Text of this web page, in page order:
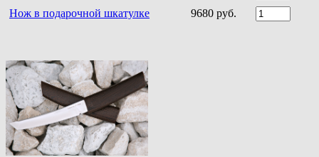
Нож в подарочной шкатулке
9680 руб.